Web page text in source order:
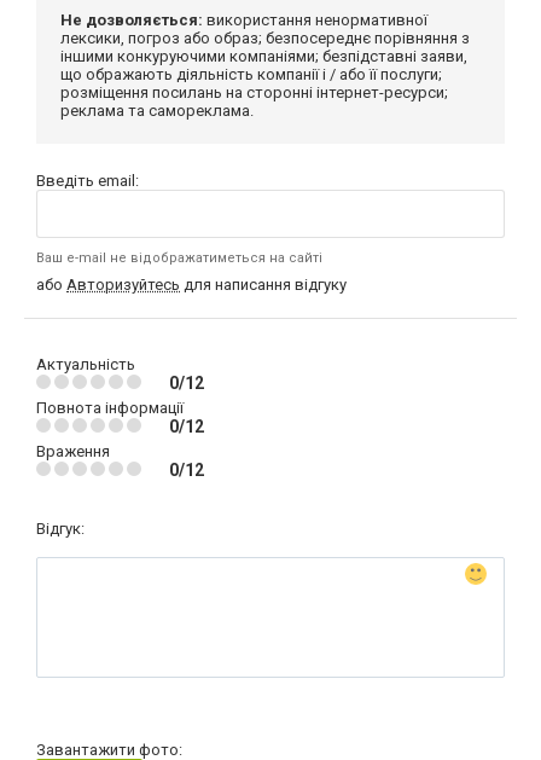
Не дозволяється: використання ненормативної
лексики, погроз або образ; безпосереднє порівняння з
іншими конкуруючими компаніями; безпідставні заяви,
що ображають діяльність компанії і / або її послуги;
розміщення посилань на сторонні інтернет-ресурси;
реклама та самореклама.
Введіть email:
Ваш e-mail не відображатиметься на сайті
або Авторизуйтесь для написання відгуку
Актуальність
0/12
Повнота інформації
0/12
Враження
0/12
Відгук:
Завантажити фото: